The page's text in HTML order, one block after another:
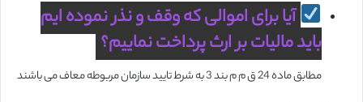
آیا برای اموالی که وقف و نذر نموده ایم
باید مالیات بر ارث پرداخت نماییم؟
مطابق ماده 24 ق م م بند 3 به شرط تایید سازمان مربوطه معاف می باشند